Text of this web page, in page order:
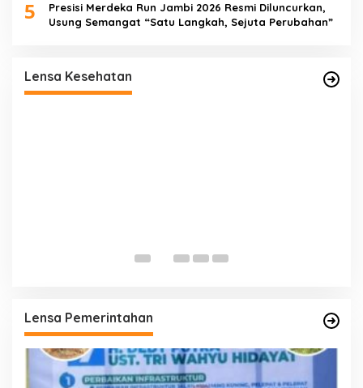
5
Presisi Merdeka Run Jambi 2026 Resmi Diluncurkan,
Usung Semangat “Satu Langkah, Sejuta Perubahan”
Lensa Kesehatan
Prima
Lensa Pemerintahan